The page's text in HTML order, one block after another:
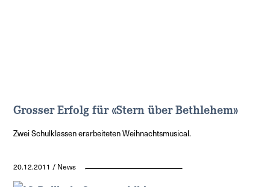
Grosser Erfolg für «Stern über Bethlehem»
Zwei Schulklassen erarbeiteten Weihnachtsmusical.
20.12.2011 / News